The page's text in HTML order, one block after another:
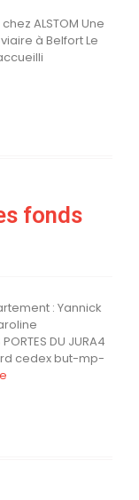
ALSTOM Une
à Belfort Le
fonds
: Yannick
DU JURA4
cedex but-mp-